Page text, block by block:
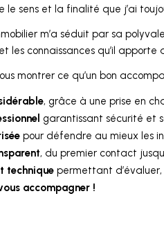
le sens et la finalité que j’ai
m’a séduit par sa
les connaissances qu’il apporte
montrer ce qu’un bon
, grâce à une prise en
garantissant sécurité et
pour défendre au mieux les
, du premier contact
technique permettant d’évaluer,
accompagner !